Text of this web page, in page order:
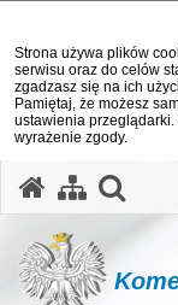
Strona używa plików
serwisu oraz do celów
zgadzasz się na ich
Pamiętaj, że możesz
ustawienia
wyrażenie zgody.